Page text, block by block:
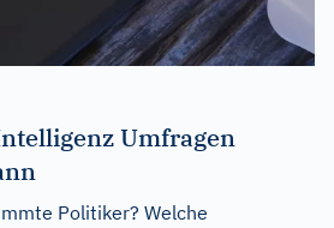
Umfragen
Politiker? Welche